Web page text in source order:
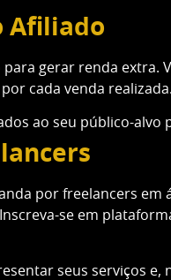
Afiliado
gerar renda extra.
cada venda realizada.
ao seu público-alvo
por freelancers em
se em
seus serviços e,